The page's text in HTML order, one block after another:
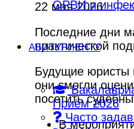
ОРВИ и
АБИТУРИЕНТУ
Приём 2026
Часто
22 мая 2026
Последние дни
практической
Будущие юристы
они смогли
посетить
В